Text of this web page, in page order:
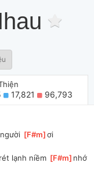
17,821 96,793
[F#m ]
ơi
]rét lạnh niềm [F#m ]